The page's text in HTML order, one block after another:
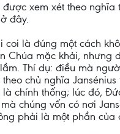
xem xét theo
đây.
coi là đúng một cách
Chúa mặc khải, nhưng
Thí dụ: điều mà
chủ nghĩa
là chính thống; lúc đó,
chúng vốn có nơi
phải là một phần